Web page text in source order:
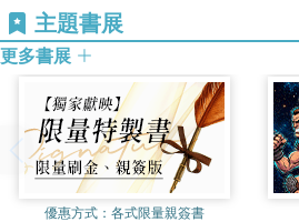
試學生時，也將全民英檢的認證當作
提高各級學校學生必須通過全民英檢
全民英檢的全名是
General English
(GEPT)。所謂的“proficiency test”
讀、寫任何單方面的能力，而是一
力。因此“English proficiency test”
通，並且表達自我的能力。所以，全
第四部份：短文聽解
聽力測驗實戰練習
Unit 1 p. 36
主題書展
更多書展
優惠方式： 各式限量親簽書